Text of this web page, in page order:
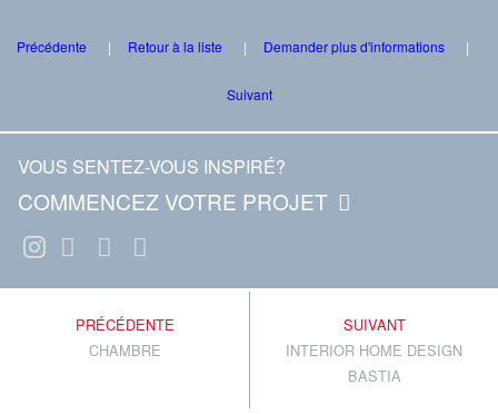
Précédente Retour à la liste Demander plus d'informations
Suivant
VOUS SENTEZ-VOUS INSPIRÉ?
COMMENCEZ VOTRE PROJET
PRÉCÉDENTE
CHAMBRE
SUIVANT
INTERIOR HOME DESIGN
BASTIA